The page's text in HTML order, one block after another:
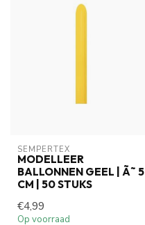
SEMPERTEX
MODELLEER
BALLONNEN GEEL | Ã˜ 5
CM | 50 STUKS
€4,99
Op voorraad